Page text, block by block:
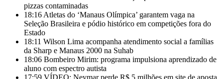
pizzas contaminadas
18:16 Atletas do ‘Manaus Olímpica’ garantem vaga na
Seleção Brasileira e pódio histórico em competições fora do
Estado
18:11 Wilson Lima acompanha atendimento social a famílias
da Sharp e Manaus 2000 na Suhab
18:06 Bombeiro Mirim: programa impulsiona aprendizado de
aluno com espectro autista
17:59 VÍDEO: Neymar perde R$ 5 milhões em site de aposta